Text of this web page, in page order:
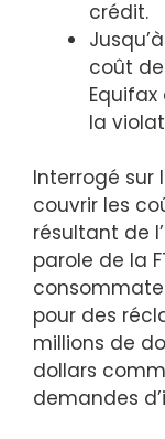
crédit.
coût
la
Interrogé
couvrir les
résultant de
parole de la
pour des
millions de
dollars
demandes